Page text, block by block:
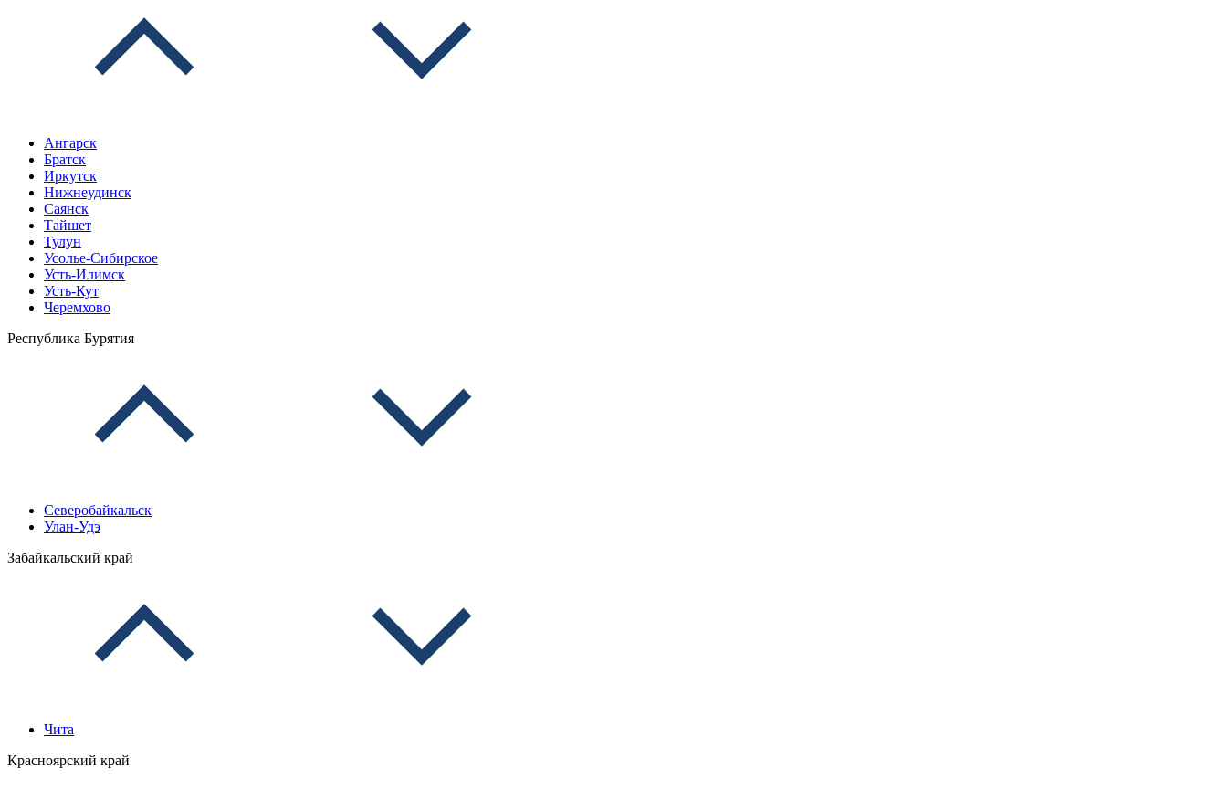
Ангарск
Братск
Иркутск
Нижнеудинск
Саянск
Тайшет
Тулун
Усолье-Сибирское
Усть-Илимск
Усть-Кут
Черемхово
Республика Бурятия
Северобайкальск
Улан-Удэ
Забайкальский край
Чита
Красноярский край